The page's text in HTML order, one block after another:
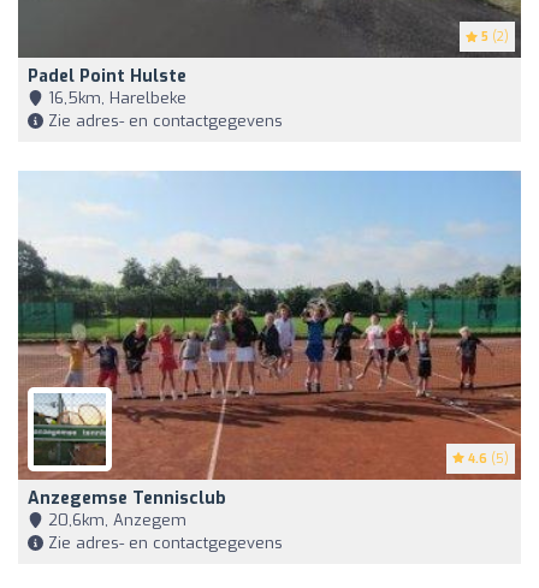
5 (2)
Padel Point Hulste
16,5km, Harelbeke
Zie adres- en contactgegevens
4.6 (5)
Anzegemse Tennisclub
20,6km, Anzegem
Zie adres- en contactgegevens